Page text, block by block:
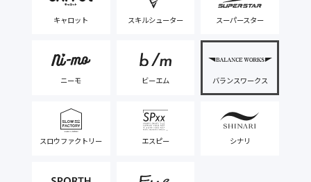
キャロット スキルシューター スーパースター
ニーモ ビーエム バランスワークス
スロウファクトリー エスピー シナリ